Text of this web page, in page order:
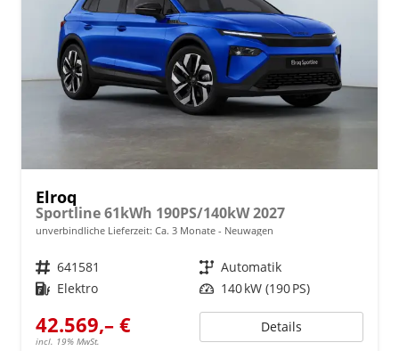
Elroq
Sportline 61kWh 190PS/140kW 2027
unverbindliche Lieferzeit: Ca. 3 Monate Neuwagen
Fahrzeugnr. 641581 Getriebe Automatik
Kraftstoff Elektro Leistung 140 kW (190 PS)
42.569,– €
incl. 19% MwSt.
Details